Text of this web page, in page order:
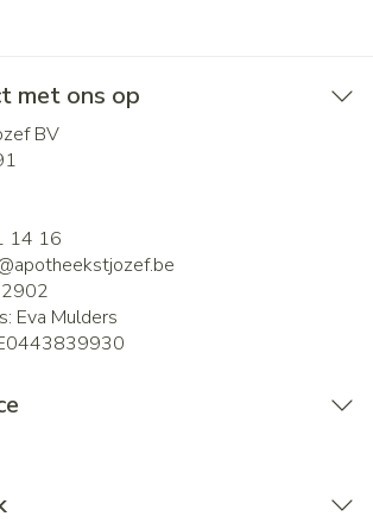
met ons op
BV
14 16
apotheekstjozef.be
Eva Mulders